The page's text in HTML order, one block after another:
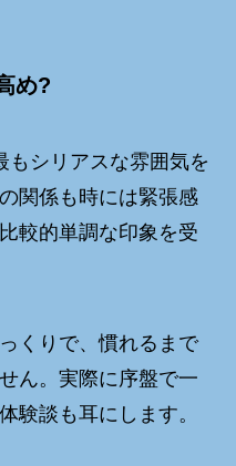
め?
もシリアスな雰囲気を
関係も時には緊張感
較的単調な印象を受
くりで、慣れるまで
ん。実際に序盤で一
験談も耳にします。